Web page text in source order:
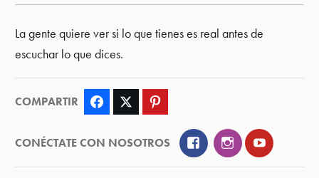
La gente quiere ver si lo que tienes es real antes de
escuchar lo que dices.
COMPARTIR Facebook Twitter
CONÉCTATE CON NOSOTROS FacebookInstagramYouTube